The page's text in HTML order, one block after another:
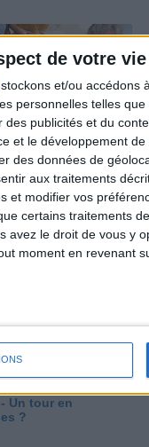
de votre
stockons et/ou accédons
personnelles telles
publicités et du
et le développement de
des données de
aux traitements
et modifier vos
certains traitements
avez le droit de vous y
moment en revenant
kg : ma méthode
Un tour en
?